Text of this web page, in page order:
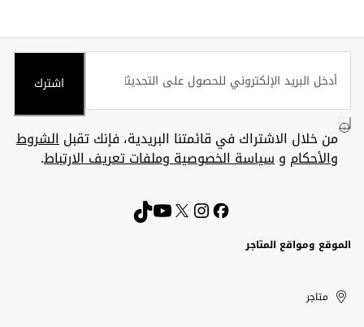
اشترك
من خلال الاشتراك في قائمتنا البريدية، فإنك تقبلالشروط
والأحكام وسياسة الخصوصية وملفات تعريف الارتباط.
الموقع ومواقع المتاجر
United
Arab
Kuwait
الإمارات
العربية
الكويت
متاجر